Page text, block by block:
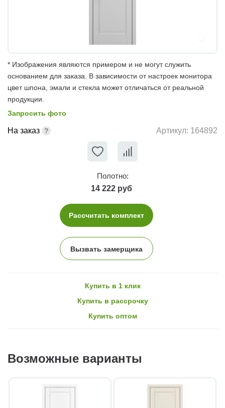
* Изображения являются примером и не могут служить
основанием для заказа. В зависимости от настроек монитора
цвет шпона, эмали и стекла может отличаться от реальной
продукции.
Запросить фото
На заказ Артикул: 164892
Полотно:
14 222 руб
Рассчитать комплект
Вызвать замерщика
Купить в 1 клик
Купить в рассрочку
Купить оптом
Возможные варианты